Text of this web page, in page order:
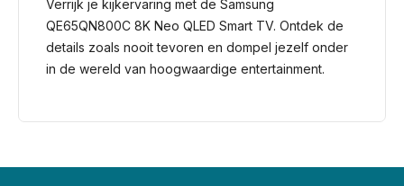
Verrijk je kijkervaring met de Samsung
QE65QN800C 8K Neo QLED Smart TV. Ontdek de
details zoals nooit tevoren en dompel jezelf onder
in de wereld van hoogwaardige entertainment.